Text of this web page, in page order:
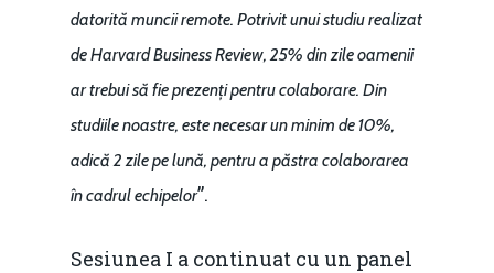
datorită muncii remote. Potrivit unui studiu realizat
de Harvard Business Review, 25% din zile oamenii
ar trebui să fie prezenți pentru colaborare. Din
studiile noastre, este necesar un minim de 10%,
adică 2 zile pe lună, pentru a păstra colaborarea
în cadrul echipelor”.
Sesiunea I a continuat cu un panel